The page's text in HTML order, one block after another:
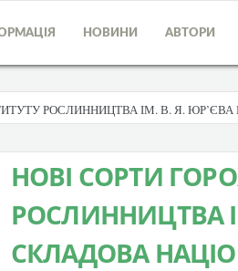
НОВИНИ АВТОРИ
РОСЛИННИЦТВА ІМ. В. Я.
НОВІ СОРТИ
РОСЛИННИЦТВА
СКЛАДОВА